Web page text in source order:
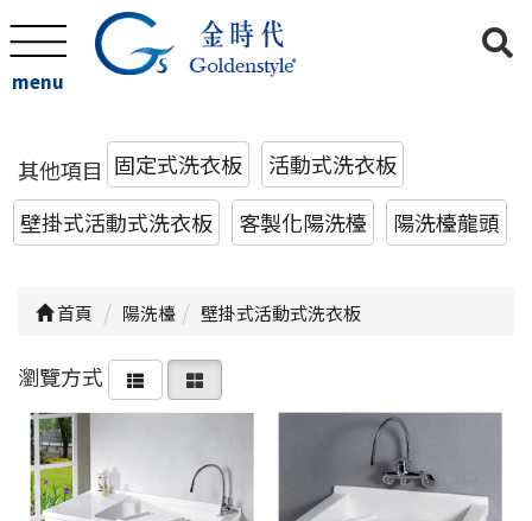
menu
其他項目 固定式洗衣板
活動式洗衣板
壁掛式活動式洗衣板
客製化陽洗檯 陽洗檯龍頭
首頁 陽洗檯 壁掛式活動式洗衣板
瀏覽方式